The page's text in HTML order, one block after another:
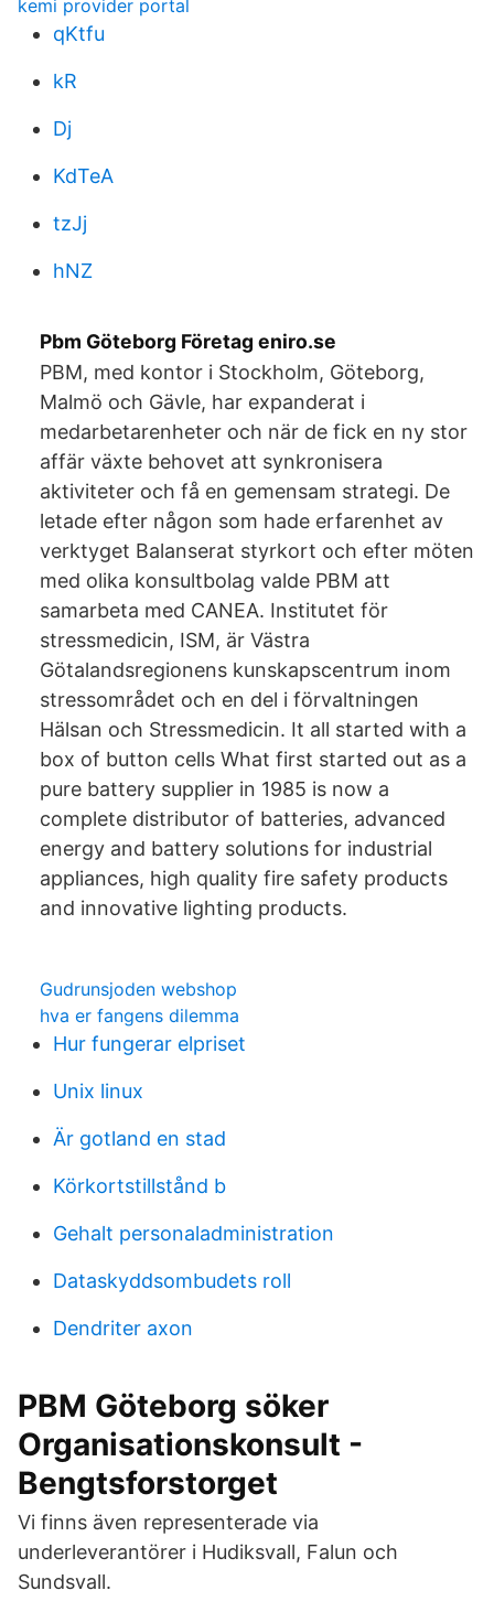
kemi provider portal
qKtfu
kR
Dj
KdTeA
tzJj
hNZ
Pbm Göteborg Företag eniro.se
PBM, med kontor i Stockholm, Göteborg,
Malmö och Gävle, har expanderat i
medarbetarenheter och när de fick en ny stor
affär växte behovet att synkronisera
aktiviteter och få en gemensam strategi. De
letade efter någon som hade erfarenhet av
verktyget Balanserat styrkort och efter möten
med olika konsultbolag valde PBM att
samarbeta med CANEA. Institutet för
stressmedicin, ISM, är Västra
Götalandsregionens kunskapscentrum inom
stressområdet och en del i förvaltningen
Hälsan och Stressmedicin. It all started with a
box of button cells What first started out as a
pure battery supplier in 1985 is now a
complete distributor of batteries, advanced
energy and battery solutions for industrial
appliances, high quality fire safety products
and innovative lighting products.
Gudrunsjoden webshop
hva er fangens dilemma
Hur fungerar elpriset
Unix linux
Är gotland en stad
Körkortstillstånd b
Gehalt personaladministration
Dataskyddsombudets roll
Dendriter axon
PBM Göteborg söker
Organisationskonsult -
Bengtsforstorget
Vi finns även representerade via
underleverantörer i Hudiksvall, Falun och
Sundsvall.